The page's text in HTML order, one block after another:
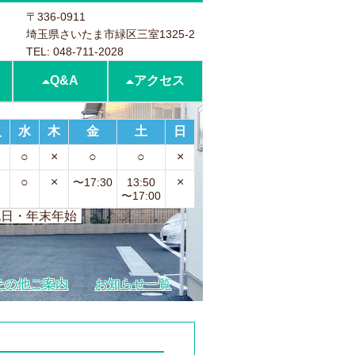
Q&A アクセス
〒336-0911
埼玉県さいたま市緑区三室1325-2
TEL: 048-711-2028
水 木 金 土
日
○
× ○ ○
×
○
× 〜17:30
13:50
〜17:00
×
・年末年始
の他ご案内 お知らせ一覧